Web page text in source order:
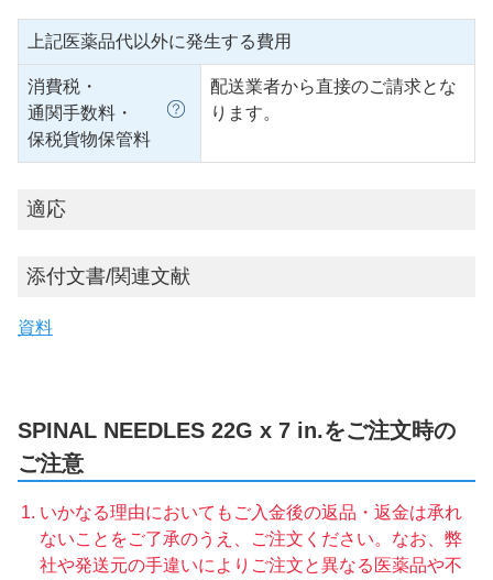
上記医薬品代以外に発生する費用
消費税・
通関手数料・
保税貨物保管料
配送業者から直接のご請求とな
ります。
適応
添付文書/関連文献
資料
SPINAL NEEDLES 22G x 7 in.をご注文時の
ご注意
いかなる理由においてもご入金後の返品・返金は承れ
ないことをご了承のうえ、ご注文ください。なお、弊
社や発送元の手違いによりご注文と異なる医薬品や不